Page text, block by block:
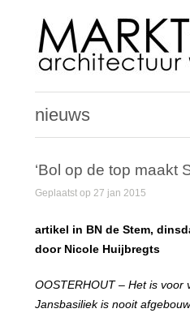
nieuws
‘Bol op de top maakt
Geplaatst op 27 jan 2015
artikel in BN de Stem,
door Nicole Huijbregts
OOSTERHOUT – Het is
Jansbasiliek is nooit